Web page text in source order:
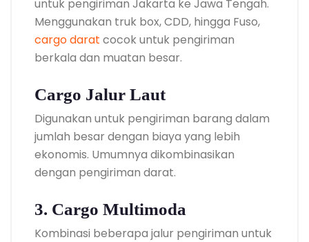
untuk pengiriman Jakarta ke Jawa Tengah.
Menggunakan truk box, CDD, hingga Fuso,
cargo darat cocok untuk pengiriman
berkala dan muatan besar.
Cargo Jalur Laut
Digunakan untuk pengiriman barang dalam
jumlah besar dengan biaya yang lebih
ekonomis. Umumnya dikombinasikan
dengan pengiriman darat.
3. Cargo Multimoda
Kombinasi beberapa jalur pengiriman untuk